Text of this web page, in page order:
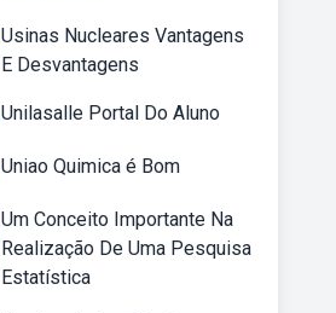
Usinas Nucleares Vantagens
E Desvantagens
Unilasalle Portal Do Aluno
Uniao Quimica é Bom
Um Conceito Importante Na
Realização De Uma Pesquisa
Estatística